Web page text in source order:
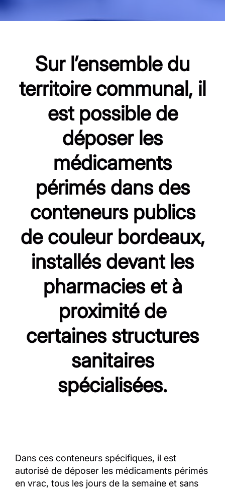
Sur l’ensemble du
territoire communal, il
est possible de
déposer les
médicaments
périmés dans des
conteneurs publics
de couleur bordeaux,
installés devant les
pharmacies et à
proximité de
certaines structures
sanitaires
spécialisées.
Dans ces conteneurs spécifiques, il est
autorisé de déposer les médicaments périmés
en vrac, tous les jours de la semaine et sans